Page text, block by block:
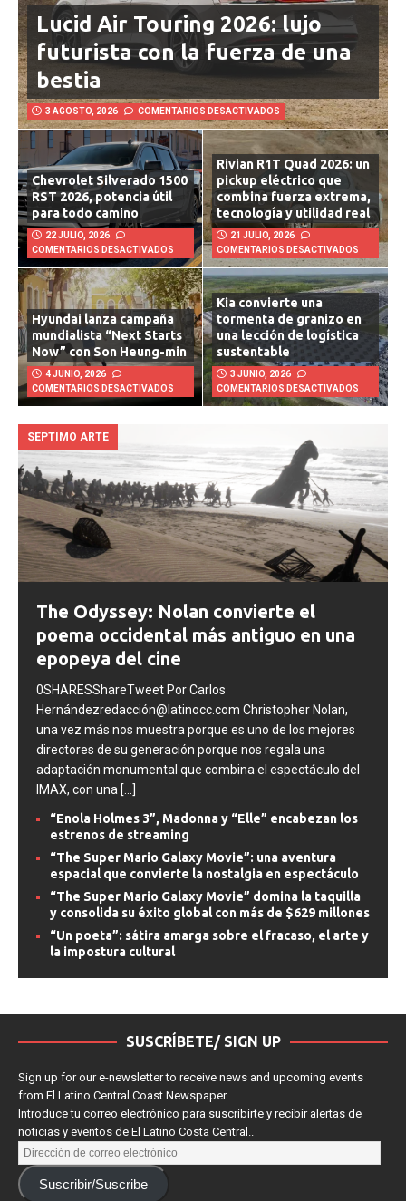
Lucid Air Touring 2026: lujo
futurista con la fuerza de una
bestia
3 AGOSTO, 2026 COMENTARIOS DESACTIVADOS
Chevrolet Silverado 1500
RST 2026, potencia útil
para todo camino
22 JULIO, 2026
COMENTARIOS DESACTIVADOS
Rivian R1T Quad 2026: un
pickup eléctrico que
combina fuerza extrema,
tecnología y utilidad real
21 JULIO, 2026
COMENTARIOS DESACTIVADOS
Hyundai lanza campaña
mundialista “Next Starts
Now” con Son Heung-min
4 JUNIO, 2026
COMENTARIOS DESACTIVADOS
Kia convierte una
tormenta de granizo en
una lección de logística
sustentable
3 JUNIO, 2026
COMENTARIOS DESACTIVADOS
SEPTIMO ARTE
The Odyssey: Nolan convierte el
poema occidental más antiguo en una
epopeya del cine
0SHARESShareTweet Por Carlos
Hernándezredacción@latinocc.com Christopher Nolan,
una vez más nos muestra porque es uno de los mejores
directores de su generación porque nos regala una
adaptación monumental que combina el espectáculo del
[...]
“Enola Holmes 3”, Madonna y “Elle” encabezan los
estrenos de streaming
“The Super Mario Galaxy Movie”: una aventura
espacial que convierte la nostalgia en espectáculo
“The Super Mario Galaxy Movie” domina la taquilla
y consolida su éxito global con más de $629 millones
“Un poeta”: sátira amarga sobre el fracaso, el arte y
la impostura cultural
SUSCRÍBETE/ SIGN UP
Sign up for our e-newsletter to receive news and upcoming events
from El Latino Central Coast Newspaper.
Introduce tu correo electrónico para suscribirte y recibir alertas de
noticias y eventos de El Latino Costa Central..